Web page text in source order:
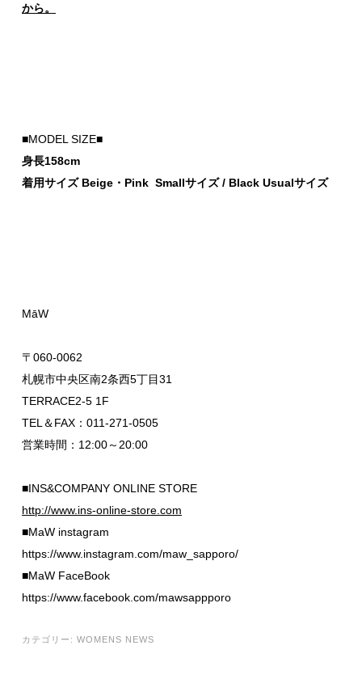
から。
■MODEL SIZE■
身長158cm
着用サイズ Beige・Pink Smallサイズ / Black Usualサイズ
MāW
〒060-0062
札幌市中央区南2条西5丁目31
TERRACE2-5 1F
TEL＆FAX：011-271-0505
営業時間：12:00～20:00
■INS&COMPANY ONLINE STORE
http://www.ins-online-store.com
■MaW instagram
https://www.instagram.com/maw_sapporo/
■MaW FaceBook
https://www.facebook.com/mawsappporo
カテゴリー: WOMENS NEWS